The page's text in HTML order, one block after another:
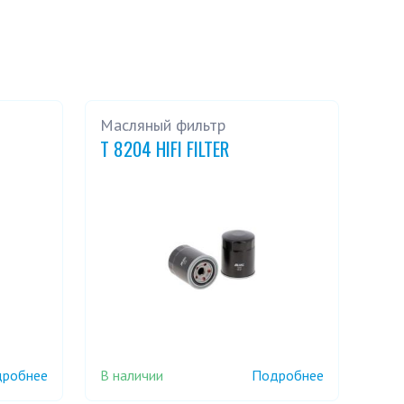
CANTER 7C18D
L 200 2,6 4WD
Масляный фильтр
T 8204 HIFI FILTER
В наличии Подробнее